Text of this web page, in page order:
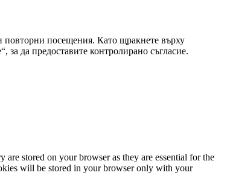
повторни посещения. Като щракнете върху
да предоставите контролирано съгласие.
stored on your browser as they are essential for the
will be stored in your browser only with your